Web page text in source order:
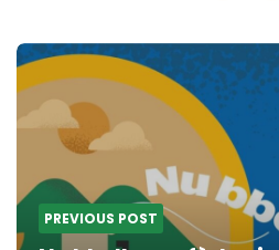
Post
navigation
PREVIOUS POST